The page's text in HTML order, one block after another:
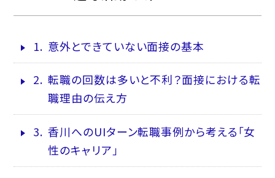
1. 意外とできていない面接の基本
2. 転職の回数は多いと不利？面接における転
職理由の伝え方
3. 香川へのUIターン転職事例から考える「女
性のキャリア」